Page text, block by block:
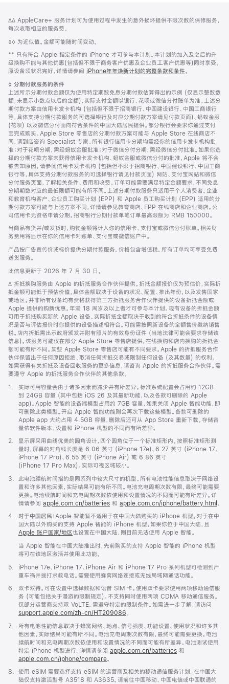
页
页
脚
注
脚
注
∆∆ AppleCare+ 服务计划可为使用过程中发生的意外损坏提供不限次数的保修服务，
每次收取相应的服务费。
脚
◊◊ 为近似值。金额可能随时间变动。
脚
注
** 只有符合 Apple 指定条件的 iPhone 才可参与本计划。本计划的加⼊及之后的升
级换购不能与其他优惠(包括但不限于商务客户优惠及企业员⼯客户优惠等)同时享受。
原设备须状况完好，详情请参阅 iPhone年年焕新计划的完整条款和条件。
脚
注
◊ 分期付款服务的条件
上述所示分期付款金额仅为使用特定期数免息分期付款估算得出的示例 (仅显示整数数
额，未显示小数点以后的金额)，实际支付金额以银行、花呗或微信分付账单为准。上述分
期付款方案由信用卡发卡机构 (包括但不限于招商银行、中国建设银行、中国工商银行
等，具体支持分期付款服务的可选择银行及对应分期付款方案请见付款页面)、蚂蚁金服
(花呗) 以及微信分付面向符合条件的中国大陆居民提供。部分银行会要求你通过支付
宝完成购买。Apple Store 零售店的分期付款方案可能与 Apple Store 在线商店不
同，请到店咨询 Specialist 专家。所有银行信用卡分期均需经你的信用卡发卡机构批
准；对于花呗分期，需经蚂蚁金服批准；对于微信分付分期，需经微信分付批准。如果你选
择的分期付款方案未获得信用卡发卡机构、蚂蚁金服或微信分付的批准，Apple 将不会
被告知原因。请参阅信用卡发卡机构 (包括但不限于招商银行、中国建设银行、中国工商
银行等，具体支持分期付款服务的可选择银行请见付款页面) 网站、支付宝网站和微信
分付服务页面，了解相关条件、费用和收费。订单可能需要满足特定金额要求，不同免息
分期期数对应的最低限额可能有所不同。上述分期付款服务只适用于个人消费者。企业
和教育机构客户、企业员工购买计划 (EPP) 和 Apple 员工购买计划 (EPP) 适用的分
期付款方案可能与上述方案不同，详情请参见教育商店、EPP 在线商店和企业商店。公
司信用卡无资格申请分期。招商银行分期付款单笔订单最高限额为 RMB 150000。
当商品有货并/或发货时，购物金额将计入你的信用卡、支付宝或微信分付账单。相关财
务费用将显示在你的信用卡对账单、支付宝或微信账户中。
产品按广告宣传价或标价提供分期付款服务。价格包含增值税。所有订单均可享受免费
送货服务。
此信息更新于 2026 年 7 月 30 日。
脚
注
∆ 折抵换购服务由 Apple 的折抵服务合作伙伴提供。折抵金额报价仅为预估价，实际折
抵金额可能低于预估价值，具体金额取决于设备的状况、配置、推出年份，以及发售国家
或地区。并非所有设备均有资格获得第三方折抵服务合作伙伴提供的设备折抵金额或
Apple 提供的购新优惠。年满 18 周岁及以上者才可参与本计划。现有设备的折抵金额
可用于折抵购买新的 Apple 设备。实际折抵金额取决于收到的符合折抵条件的设备情
况是否与评估报价时你提供的设备描述相符合。可能需按照新设备的全额售价缴纳销售
税。店内折抵需出示政府颁发并附有照片的有效身份证件 (当地法律可能会要求存储该
信息)。该服务可能仅在部分 Apple Store 零售店提供，在线换购和店内换购的折抵金
额可能有所不同。某些 Apple Store 零售店可能有不同要求。Apple 的折抵服务合作
伙伴保留出于任何原因拒绝、取消任何折抵交易或限制任何设备 (及其数量) 的权利。
如需获得有关折抵及设备回收服务的更多信息，请咨询 Apple 的折抵服务合作伙伴。需
要遵守 Apple 的折抵服务合作伙伴的其他条款。
脚
1.
实际可用容量会由于诸多因素而减少并有所差异。标准系统配置会占用约 12GB
到 24GB 容量 (其中包括 iOS 26 及其最新功能，以及各款可删除的 Apple
app)。Apple 智能的设备端模型占用约 7GB 容量，如果关闭 Apple 智能功能，即
可删除此类模型。开启 Apple 智能功能则会再次下载这些模型。各款可删除的
Apple app 大约占用 4.5GB 容量，删除后还可从 App Store 重新下载。存储容
量依软件版本、设置和 iPhone 机型的不同而有所差异。
脚
2.
显示屏采用曲线优美的圆角设计，四个圆角位于一个标准矩形内。按照标准矩形测
量时，屏幕的对角线长度是 6.06 英寸 (iPhone 17e)、6.27 英寸 (iPhone 17、
iPhone 17 Pro)、6.55 英寸 (iPhone Air) 或 6.86 英寸
(iPhone 17 Pro Max)。实际可视区域较小。
脚
3.
此电池续航时间指的是同系列中较大尺寸的机型。所有电池性能信息取决于网络设
置和许多其他因素，实际结果可能有所不同。电池充电周期次数有限，最终可能需要
更换。电池续航时间和充电周期次数依使用和设置情况的不同而可能有所差异。详
情请参阅 apple.com.cn/batteries 和 apple.com.cn/iphone/battery.html 。
脚
4. 对于中国居民：Apple 智能暂不适用于在中国大陆购买的 iPhone 机型。对于在中
国大陆以外购买的支持 Apple 智能的 iPhone 机型，如果你位于中国大陆，且
Apple 账户国家/地区也设置在中国大陆，则目前无法使用 Apple 智能。
当 Apple 智能在中国大陆推出时，先前购买的支持 Apple 智能的 iPhone 机型
将可在该地区激活并使用此功能。
脚
5.
iPhone 17e、iPhone 17、iPhone Air 和 iPhone 17 Pro 系列机型可检测到严
重车祸并拨打求救电话。需要使用蜂窝网络连接或无线局域网通话功能。
脚
6.
双卡双待。可在设置中选择数据和语音 SIM 卡。使用双卡要求使用两项移动通信服
务 (可能包括关于漫游的限制规定)。不支持同时使用两项 CDMA 移动通信服务。
仅部分运营商支持双 VoLTE。需遵守特定的限制条件。如需进一步了解，请访问
support.apple.com/zh-cn/HT209086。
脚
7.
所有电池性能信息取决于蜂窝网络、地点、信号强度、功能设置、使用状况和许多其
他因素，实际结果可能有所不同。电池充电周期次数有限，最终可能需要更换。电池
续航时间和充电周期次数依使用和设置情况的不同而可能有所差异。电池测试使用
特定 iPhone 机型进行。详情请参阅 apple.com.cn/batteries 和
apple.com.cn/iphone/compare。
脚
8.
使用 eSIM 需要选择支持 eSIM 的运营商及相关的移动通信服务计划。在中国大
陆仅支持激活型号 A3518 和 A3635。请前往中国移动、中国电信或中国联通的